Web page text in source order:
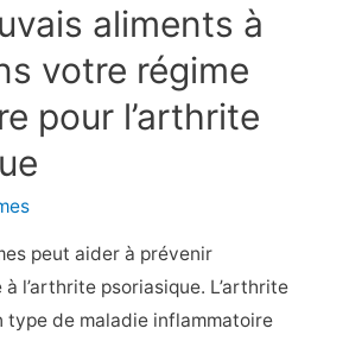
aliments à
votre régime
pour l’arthrite
peut aider à prévenir
à l’arthrite psoriasique. L’arthrite
type de maladie inflammatoire